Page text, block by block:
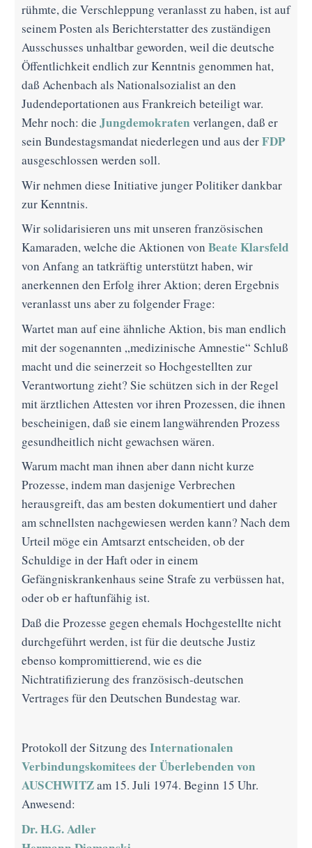
rühmte, die Verschleppung veranlasst zu haben, ist auf
seinem Posten als Berichterstatter des zuständigen
Ausschusses unhaltbar geworden, weil die deutsche
Öffentlichkeit endlich zur Kenntnis genommen hat,
daß Achenbach als Nationalsozialist an den
Judendeportationen aus Frankreich beteiligt war.
Mehr noch: die Jungdemokraten verlangen, daß er
sein Bundestagsmandat niederlegen und aus derFDP
ausgeschlossen werden soll.
Wir nehmen diese Initiative junger Politiker dankbar
zur Kenntnis.
Wir solidarisieren uns mit unseren französischen
Kamaraden, welche die Aktionen von Beate Klarsfeld
von Anfang an tatkräftig unterstützt haben, wir
anerkennen den Erfolg ihrer Aktion; deren Ergebnis
veranlasst uns aber zu folgender Frage:
Wartet man auf eine ähnliche Aktion, bis man endlich
mit der sogenannten „medizinische Amnestie“ Schluß
macht und die seinerzeit so Hochgestellten zur
Verantwortung zieht? Sie schützen sich in der Regel
mit ärztlichen Attesten vor ihren Prozessen, die ihnen
bescheinigen, daß sie einem langwährenden Prozess
gesundheitlich nicht gewachsen wären.
Warum macht man ihnen aber dann nicht kurze
Prozesse, indem man dasjenige Verbrechen
herausgreift, das am besten dokumentiert und daher
am schnellsten nachgewiesen werden kann? Nach dem
Urteil möge ein Amtsarzt entscheiden, ob der
Schuldige in der Haft oder in einem
Gefängniskrankenhaus seine Strafe zu verbüssen hat,
oder ob er haftunfähig ist.
Daß die Prozesse gegen ehemals Hochgestellte nicht
durchgeführt werden, ist für die deutsche Justiz
ebenso kompromittierend, wie es die
Nichtratifizierung des französisch-deutschen
Vertrages für den Deutschen Bundestag war.
Protokoll der Sitzung des Internationalen
Verbindungskomitees der Überlebenden von
AUSCHWITZam 15. Juli 1974. Beginn 15 Uhr.
Anwesend:
Dr. H.G. Adler